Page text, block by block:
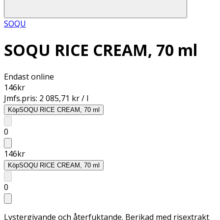
SOQU
SOQU RICE CREAM, 70 ml
Endast online
146kr
Jmfs.pris: 2 085,71 kr / l
KöpSOQU RICE CREAM, 70 ml
0
146kr
KöpSOQU RICE CREAM, 70 ml
0
Lystergivande och återfuktande. Berikad med risextrakt